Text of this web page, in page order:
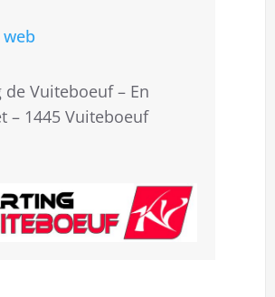
web
de Vuiteboeuf – En
– 1445 Vuiteboeuf